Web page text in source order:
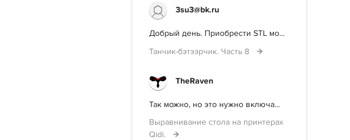
3su3@bk.ru
Добрый день. Приобрести STL мо...
Танчик-бэтээрчик. Часть 8
TheRaven
Так можно, но это нужно включа...
Выравнивание стола на принтерах
Qidi.